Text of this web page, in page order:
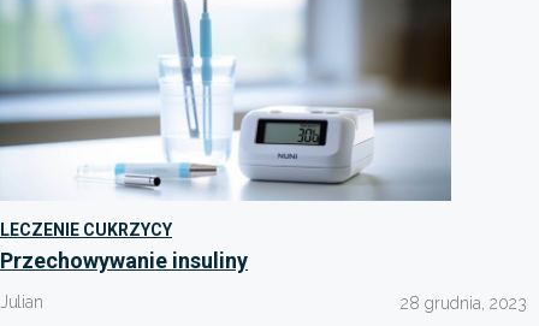
LECZENIE CUKRZYCY
Przechowywanie insuliny
Julian 28 grudnia, 2023